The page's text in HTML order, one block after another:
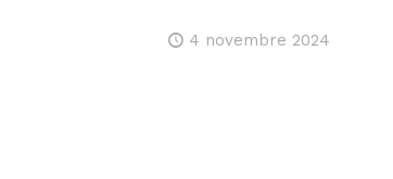
4 novembre 2024